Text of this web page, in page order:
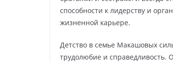
способности к лидерству и
жизненной карьере.
Детство в семье Макашовых
трудолюбие и справедливость.